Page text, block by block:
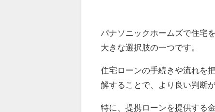
パナソニックホームズで住宅
大きな選択肢の一つです。
住宅ローンの手続きや流れを
解することで、より良い判断
特に、提携ローンを提供する